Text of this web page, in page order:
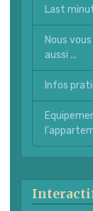
Last
Nous
aussi ...
Infos